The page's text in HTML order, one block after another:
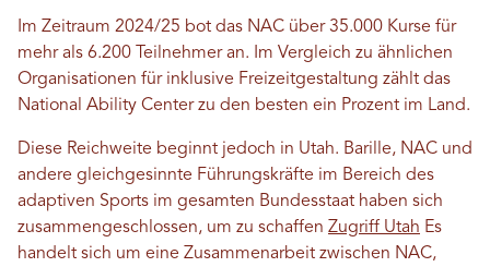
Im Zeitraum 2024/25 bot das NAC über 35.000 Kurse für
mehr als 6.200 Teilnehmer an. Im Vergleich zu ähnlichen
Organisationen für inklusive Freizeitgestaltung zählt das
National Ability Center zu den besten ein Prozent im Land.
Diese Reichweite beginnt jedoch in Utah. Barille, NAC und
andere gleichgesinnte Führungskräfte im Bereich des
adaptiven Sports im gesamten Bundesstaat haben sich
zusammengeschlossen, um zu schaffen Zugriff Utah Es
handelt sich um eine Zusammenarbeit zwischen NAC,